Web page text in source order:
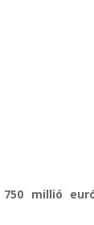
750 millió